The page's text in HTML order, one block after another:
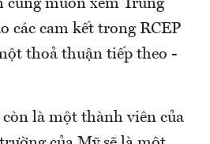
cũng muốn xem Trung
các cam kết trong RCEP
thoả thuận tiếp theo -
là một thành viên của